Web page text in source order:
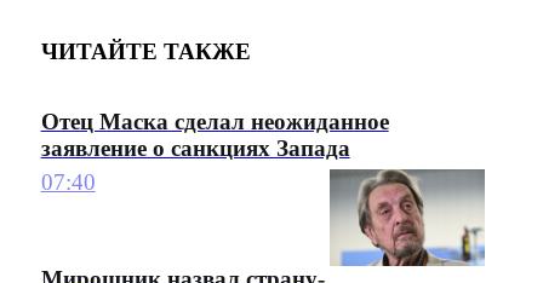
ЧИТАЙТЕ ТАКЖЕ
Отец Маска сделал неожиданное
заявление о санкциях Запада
07:40